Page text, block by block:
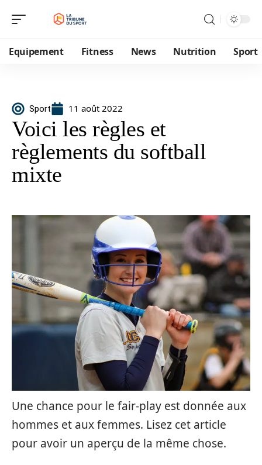
Equipement Fitness News Nutrition Sport
Sport 11 août 2022
Voici les règles et
règlements du softball
mixte
Une chance pour le fair-play est donnée aux
hommes et aux femmes. Lisez cet article
pour avoir un aperçu de la même chose.